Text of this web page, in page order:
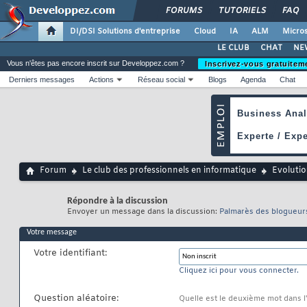
FORUMS TUTORIELS FAQ
DI/DSI Solutions d'entreprise Cloud IA ALM
LE CLUB
CHAT
Vous n'êtes pas encore inscrit sur Developpez.com ?
Inscrivez-vous
Derniers messages
Actions Réseau social Blogs Agenda Chat
Forum Le club des professionnels en informatique
Répondre à la discussion
Envoyer un message dans la discussion: Palmarès des
Votre message
Votre identifiant:
Cliquez ici pour vous connecter.
Question aléatoire: Quelle est le deuxième mot dans